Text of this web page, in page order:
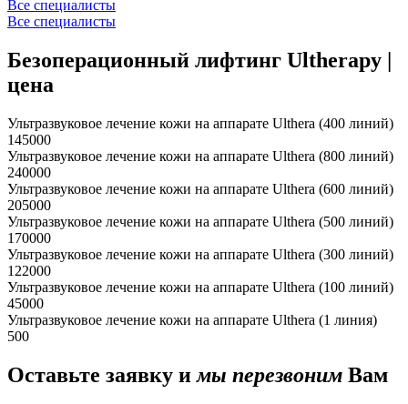
Все специалисты
Все специалисты
Безоперационный лифтинг Ultherapy |
цена
Ультразвуковое лечение кожи на аппарате Ulthera (400 линий)
145000
Ультразвуковое лечение кожи на аппарате Ulthera (800 линий)
240000
Ультразвуковое лечение кожи на аппарате Ulthera (600 линий)
205000
Ультразвуковое лечение кожи на аппарате Ulthera (500 линий)
170000
Ультразвуковое лечение кожи на аппарате Ulthera (300 линий)
122000
Ультразвуковое лечение кожи на аппарате Ulthera (100 линий)
45000
Ультразвуковое лечение кожи на аппарате Ulthera (1 линия)
500
Оставьте заявку имы перезвоним Вам